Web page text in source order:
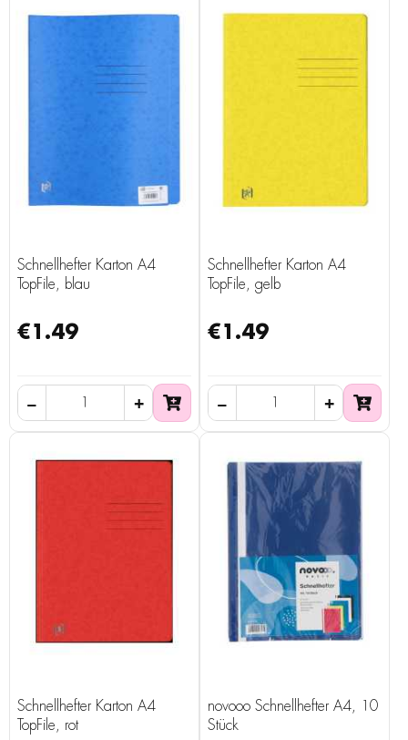
Schnellhefter Karton A4
TopFile, blau
€1.49
Schnellhefter Karton A4
TopFile, gelb
€1.49
Schnellhefter Karton A4
TopFile, rot
novooo Schnellhefter A4, 10
Stück